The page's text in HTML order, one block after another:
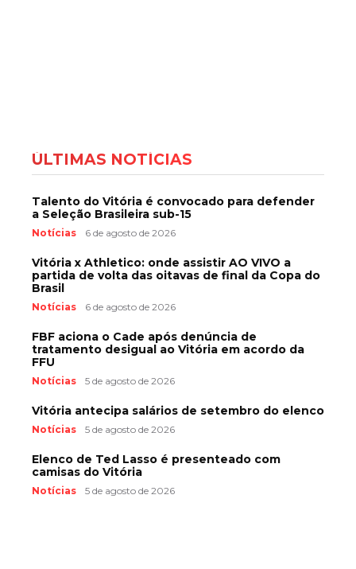
ÚLTIMAS NOTÍCIAS
Talento do Vitória é convocado para defender
a Seleção Brasileira sub-15
Notícias 6 de agosto de 2026
Vitória x Athletico: onde assistir AO VIVO a
partida de volta das oitavas de final da Copa do
Brasil
Notícias 6 de agosto de 2026
FBF aciona o Cade após denúncia de
tratamento desigual ao Vitória em acordo da
FFU
Notícias 5 de agosto de 2026
Vitória antecipa salários de setembro do elenco
Notícias 5 de agosto de 2026
Elenco de Ted Lasso é presenteado com
camisas do Vitória
Notícias 5 de agosto de 2026